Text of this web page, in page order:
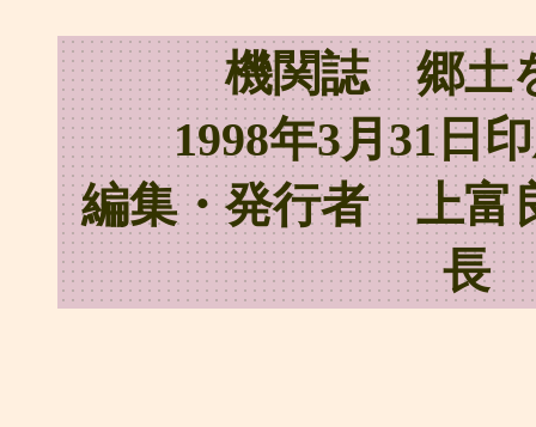
機関誌 郷土
1998年3月31日
編集・発行者 上富
長